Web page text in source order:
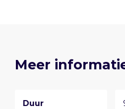
Meer
Duur